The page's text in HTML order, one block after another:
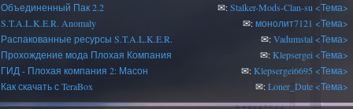
Объединенный Пак 2.2 ✉:Stalker-Mods-Clan-su <Тема>
S.T.A.L.K.E.R. Anomaly ✉:монолит7121 <Тема>
Распакованные ресурсы S.T.A.L.K.E.R. ✉:Vadumstal <Тема>
Прохождение мода Плохая Компания ✉:Klepsergei <Тема>
ГИД - Плохая компания 2: Масон ✉:Klepsergei6695 <Тема>
Как скачать с TeraBox ✉:Loner_Dute <Тема>